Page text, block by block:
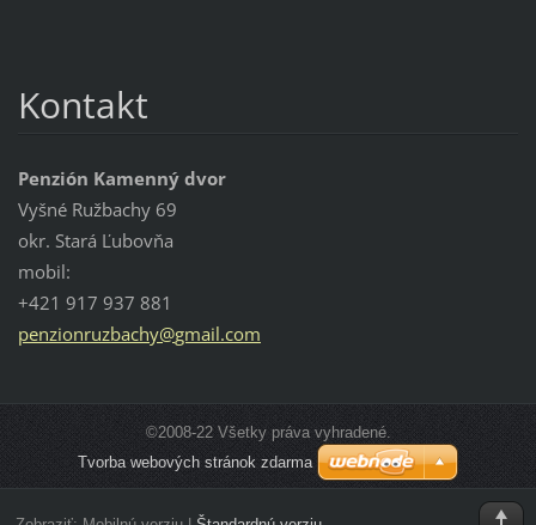
Kontakt
Penzión Kamenný dvor
Vyšné Ružbachy 69
okr. Stará Ľubovňa
mobil:
+421 917 937 881
penzionruzbachy@gmail.com
©2008-22 Všetky práva vyhradené.
Tvorba webových stránok zdarma